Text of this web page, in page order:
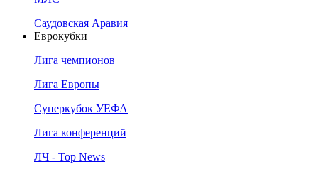
Саудовская Аравия
Еврокубки
Лига чемпионов
Лига Европы
Суперкубок УЕФА
Лига конференций
ЛЧ - Top News